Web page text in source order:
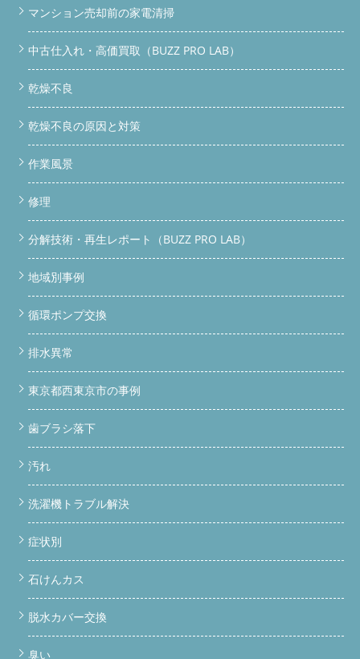
マンション売却前の家電清掃
中古仕入れ・高価買取（BUZZ PRO LAB）
乾燥不良
乾燥不良の原因と対策
作業風景
修理
分解技術・再生レポート（BUZZ PRO LAB）
地域別事例
循環ポンプ交換
排水異常
東京都西東京市の事例
歯ブラシ落下
汚れ
洗濯機トラブル解決
症状別
石けんカス
脱水カバー交換
臭い